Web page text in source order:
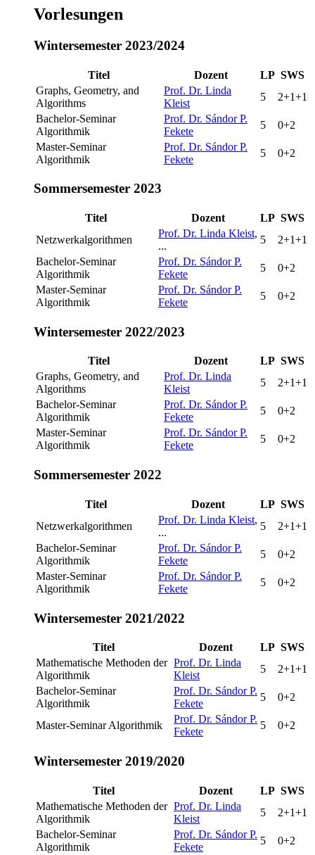
Vorlesungen
Wintersemester 2023/2024
Titel Dozent LP SWS
Graphs, Geometry, and
Algorithms
Prof. Dr. Linda
Kleist
5
2+1+1
Bachelor-Seminar
Algorithmik
Prof. Dr. Sándor P.
Fekete
5
0+2
Master-Seminar
Algorithmik
Prof. Dr. Sándor P.
Fekete
5 0+2
Sommersemester 2023
Titel Dozent LP SWS
Netzwerkalgorithmen
Prof. Dr. Linda Kleist,
...
5
2+1+1
Bachelor-Seminar
Algorithmik
Prof. Dr. Sándor P.
Fekete
5
0+2
Master-Seminar
Algorithmik
Prof. Dr. Sándor P.
Fekete
5 0+2
Wintersemester 2022/2023
Titel Dozent LP SWS
Graphs, Geometry, and
Algorithms
Prof. Dr. Linda
Kleist
5
2+1+1
Bachelor-Seminar
Algorithmik
Prof. Dr. Sándor P.
Fekete
5
0+2
Master-Seminar
Algorithmik
Prof. Dr. Sándor P.
Fekete
5 0+2
Sommersemester 2022
Titel Dozent LP SWS
Netzwerkalgorithmen
Prof. Dr. Linda Kleist,
...
5
2+1+1
Bachelor-Seminar
Algorithmik
Prof. Dr. Sándor P.
Fekete
5
0+2
Master-Seminar
Algorithmik
Prof. Dr. Sándor P.
Fekete
5 0+2
Wintersemester 2021/2022
Titel Dozent LP SWS
Mathematische Methoden der
Algorithmik
Prof. Dr. Linda
Kleist
5
2+1+1
Bachelor-Seminar
Algorithmik
Prof. Dr. Sándor P.
Fekete
5 0+2
Master-Seminar Algorithmik
Prof. Dr. Sándor P.
Fekete
5 0+2
Wintersemester 2019/2020
Titel Dozent LP SWS
Mathematische Methoden der
Algorithmik
Prof. Dr. Linda
Kleist
5
2+1+1
Bachelor-Seminar
Algorithmik
Prof. Dr. Sándor P.
Fekete
5 0+2